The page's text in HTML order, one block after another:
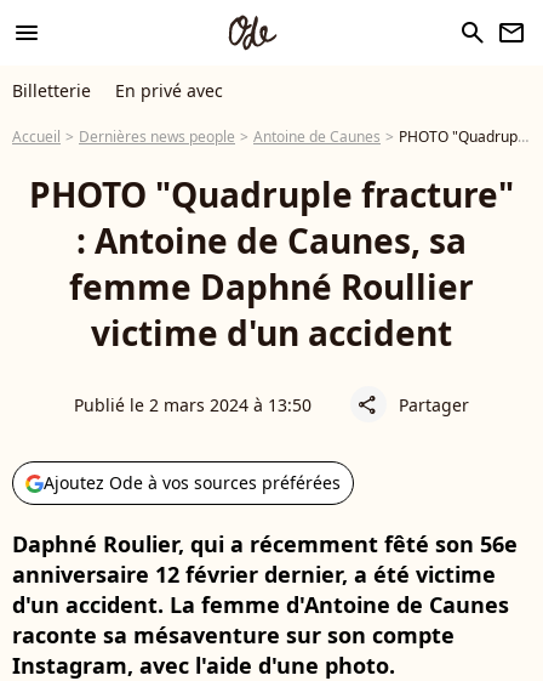
menu search newsletter
Billetterie En privé avec
Accueil Dernières news people Antoine de Caunes PHOTO "Quadruple fracture" : Antoine de Caunes, sa femme Daphné Roullier victime d'un accident
PHOTO "Quadruple fracture"
: Antoine de Caunes, sa
femme Daphné Roullier
victime d'un accident
Publié le 2 mars 2024 à 13:50 share Partager
Ajoutez Ode à vos sources préférées
Daphné Roulier, qui a récemment fêté son 56e
anniversaire 12 février dernier, a été victime
d'un accident. La femme d'Antoine de Caunes
raconte sa mésaventure sur son compte
Instagram, avec l'aide d'une photo.